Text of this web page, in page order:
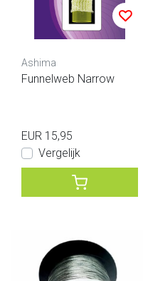
Ashima
Funnelweb Narrow
EUR 15,95
Vergelijk